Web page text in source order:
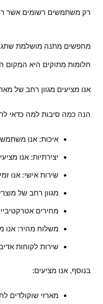
רק משתמשים רשומים אשר
מחפשים מתנה מושלמת
חלומות מתוקים היא המקום
אנו מציעים מגוון רחב של
הנה כמה סיבות למה כדאי
איכות: אנו
יצירתיות: אנו
שירות אישי: אנו
מגוון רחב של
מחירים
משלוח מהיר: אנו
שירות לקוחות
בנוסף, אנו מציעים:
מארזי שוקולדים